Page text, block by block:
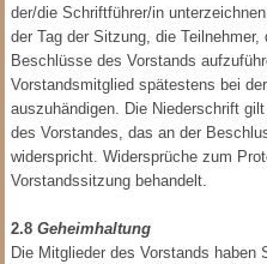
der/die Schriftführer/in
der Tag der Sitzung, die Teilnehmer,
Beschlüsse des Vorstands
Vorstandsmitglied spätestens bei
auszuhändigen. Die Niederschrift
des Vorstandes, das an der
widerspricht. Widersprüche zum
Vorstandssitzung behandelt.
2.8 Geheimhaltung
Die Mitglieder des Vorstands haben